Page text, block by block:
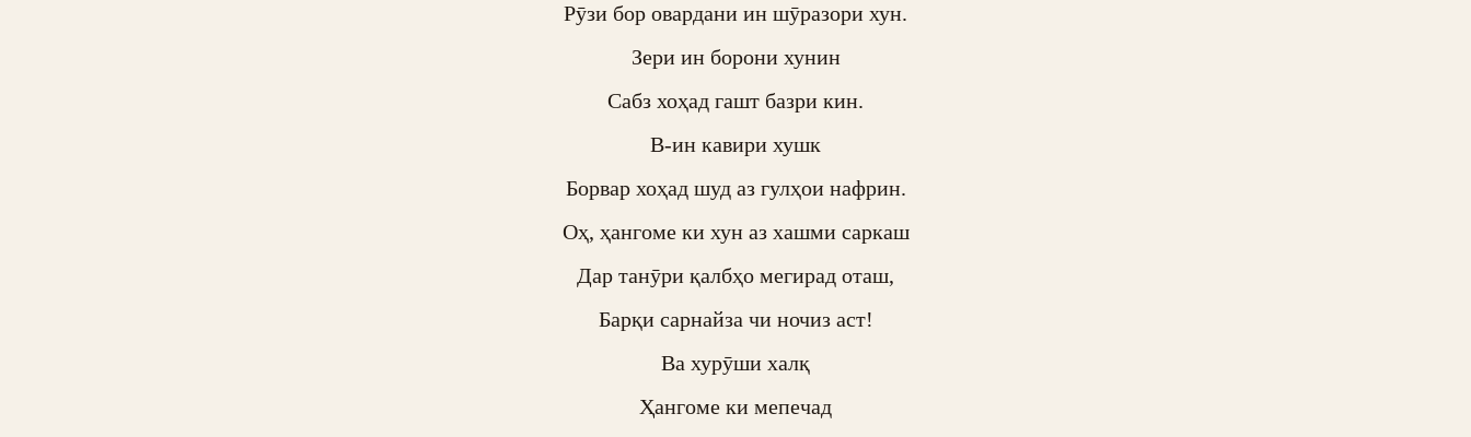
Рӯзи бор овардани ин шӯразори хун.
Зери ин борони хунин
Сабз хоҳад гашт базри кин.
В-ин кавири хушк
Борвар хоҳад шуд аз гулҳои нафрин.
Оҳ, ҳангоме ки хун аз хашми саркаш
Дар танӯри қалбҳо мегирад оташ,
Барқи сарнайза чи ночиз аст!
Ва хурӯши халқ
Ҳангоме ки мепечад